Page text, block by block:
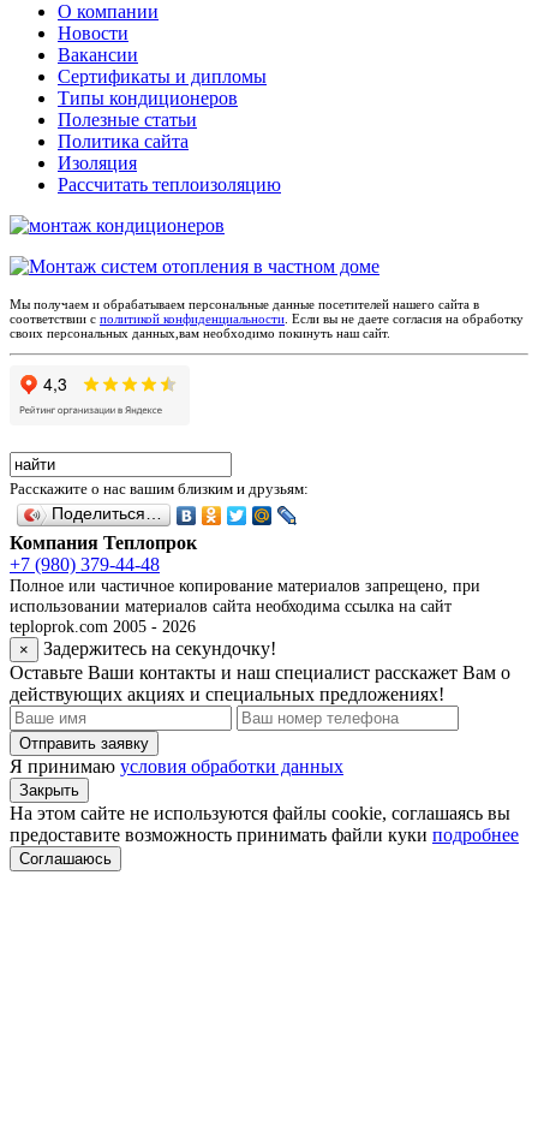
О компании
Новости
Вакансии
Сертификаты и дипломы
Типы кондиционеров
Полезные статьи
Политика сайта
Изоляция
Рассчитать теплоизоляцию
Мы получаем и обрабатываем персональные данные посетителей нашего сайта в
соответствии с политикой конфиденциальности . Если вы не даете согласия на обработку
своих персональных данных,вам необходимо покинуть наш сайт.
Расскажите о нас вашим близким и друзьям:
Поделиться…
Компания Теплопрок
+7 (980) 379-44-48
Полное или частичное копирование материалов запрещено, при
использовании материалов сайта необходима ссылка на сайт
teploprok.com 2005 - 2026
×
Задержитесь на секундочку!
Оставьте Ваши контакты и наш специалист расскажет Вам о
действующих акциях и специальных предложениях!
Отправить заявку
Я принимаю условия обработки данных
Закрыть
На этом сайте не используются файлы cookie, соглашаясь вы
предоставите возможность принимать файли куки подробнее
Соглашаюсь